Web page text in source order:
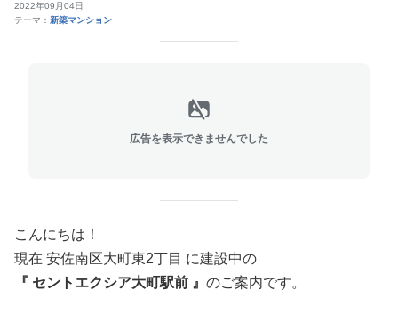
2022年09月04日
テーマ： 新築マンション
広告を表示できませんでした
こんにちは！
現在 安佐南区大町東2丁目 に建設中の
『 セントエクシア大町駅前 』 のご案内です。